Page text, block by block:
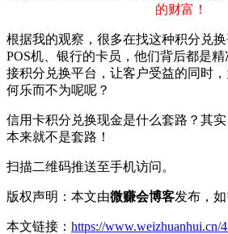
的财富！
根据我的观察，很多在找这种积分兑
POS机、银行的卡员，他们背后都是
接积分兑换平台，让客户受益的同时，
何乐而不为呢呢？
信用卡积分兑换现金是什么套路？其
本来就不是套路！
扫描二维码推送至手机访问。
版权声明：本文由微赚会博客发布，
本文链接： https://www.weizhuanhui.cn/